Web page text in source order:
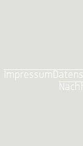
Impressum